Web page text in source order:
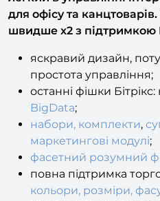
швидше x2 з підтримкою
яскравий дизайн,
простота управління;
останні фішки
BigData
набори, комплекти
маркетингові модулі
фасетний розумний
повна підтримка
кольори, розміри,
можливість